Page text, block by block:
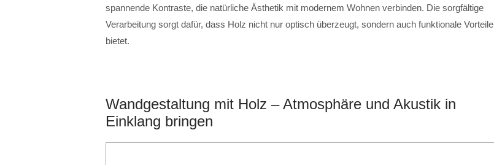
spannende Kontraste, die natürliche Ästhetik mit modernem Wohnen verbinden. Die sorgfältige
Verarbeitung sorgt dafür, dass Holz nicht nur optisch überzeugt, sondern auch funktionale Vorteile
bietet.
Wandgestaltung mit Holz – Atmosphäre und Akustik in
Einklang bringen